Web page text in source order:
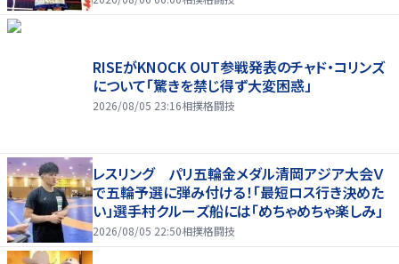
RISEがKNOCK OUT参戦発表のチャド・コリンズ
について「驚きを禁じ得ず大変困惑」
2026/08/05 23:16相撲格闘技
レスリング パリ五輪金メダル清岡アジア大会Ｖ
で五輪予選に弾み付ける！「最短ロス行き決めた
い」選手村クルーズ船には「めちゃめちゃ楽しみ」
2026/08/05 22:50相撲格闘技